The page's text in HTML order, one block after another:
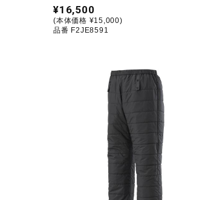
¥16,500
(本体価格 ¥15,000)
品番 F2JE8591